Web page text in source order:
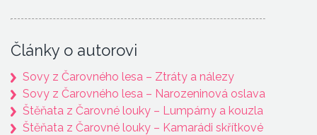
Články o autorovi
Sovy z Čarovného lesa – Ztráty a nálezy
Sovy z Čarovného lesa – Narozeninová oslava
Štěňata z Čarovné louky – Lumpárny a kouzla
Štěňata z Čarovné louky – Kamarádi skřítkové